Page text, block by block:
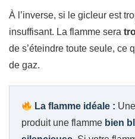
À l’inverse, si le gicleur est
insuffisant. La flamme sera
de s’éteindre toute seule, ce
de gaz.
La flamme idéale :
produit une flamme bien